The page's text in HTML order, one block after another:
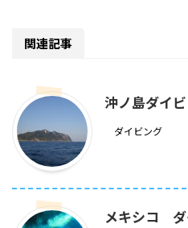
関連記事
沖ノ島ダイ
ダイビング
メキシコ ダ